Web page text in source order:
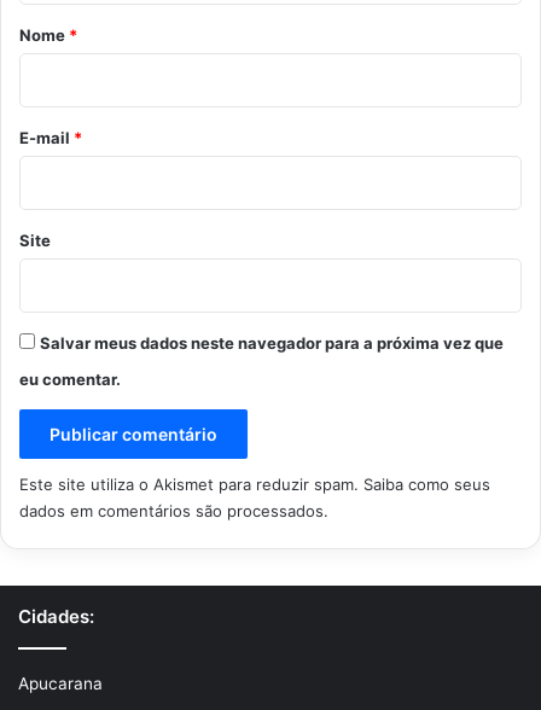
r
o
*
Nome *
E-mail *
Site
Salvar meus dados neste navegador para a próxima vez que
eu comentar.
Este site utiliza o Akismet para reduzir spam. Saiba como seus
dados em comentários são processados.
Cidades:
Apucarana